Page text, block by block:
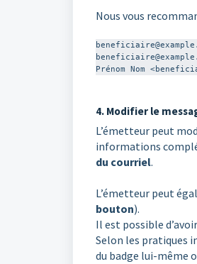
Nous vous
Prénom Nom
4. Modifier le
L’émetteur peut
informations
du courriel.
L’émetteur peut
bouton).
Il est possible
Selon les pratiques
du badge lui-même